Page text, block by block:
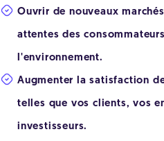
Ouvrir de nouveaux
attentes des
l'environnement.
Augmenter la satisfaction
telles que vos clients, vos
investisseurs.